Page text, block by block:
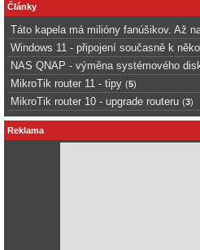
Články
Táto kapela má milióny fanúšikov. Až
Windows 11 - připojení současně k
NAS QNAP - výměna systémového
MikroTik router 11 - tipy (5)
MikroTik router 10 - upgrade routeru (3)
Reklama